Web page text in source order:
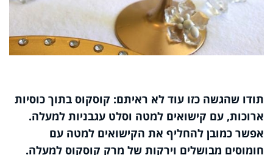
תודו שהגשה כזו עוד לא ראיתם: קוסקוס בתוך כוסיות
ארוכות, עם קישואים למטה וסלט עגבניות למעלה.
אפשר כמובן להחליף את הקישואים למטה עם
חומוסים מבושלים וירקות של מרק קוסקוס למעלה.